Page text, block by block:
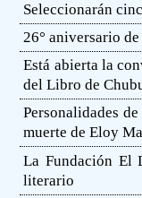
Seleccionarán
26° aniversario
Está abierta la
del Libro de
Personalidades
muerte de Eloy
La Fundación El
literario